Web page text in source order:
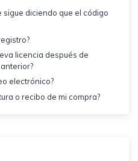
tiene al tanto de todo en
sigue diciendo que el código
licencia después de
electrónico?
o recibo de mi compra?